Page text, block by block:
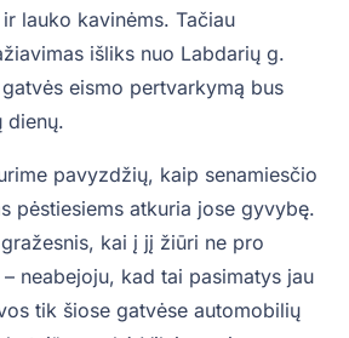
lauko kavinėms. Tačiau
išliks nuo Labdarių g.
eismo pertvarkymą bus
dienų.
pavyzdžių, kaip senamiesčio
pėstiesiems atkuria jose gyvybę.
kai į jį žiūri ne pro
neabejoju, kad tai pasimatys jau
tik šiose gatvėse automobilių